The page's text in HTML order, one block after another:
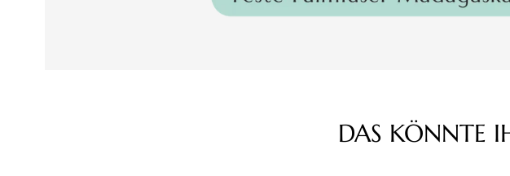
Ich habe die
genommen und die AGB
DAS KÖNNTE